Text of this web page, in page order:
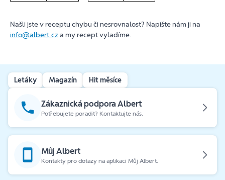
Našli jste v receptu chybu či nesrovnalost? Napište nám ji na
info@albert.cza my recept vyladíme.
Letáky Magazín Hit měsíce
Zákaznická podpora Albert
Potřebujete poradit? Kontaktujte nás.
Můj Albert
Kontakty pro dotazy na aplikaci Můj Albert.